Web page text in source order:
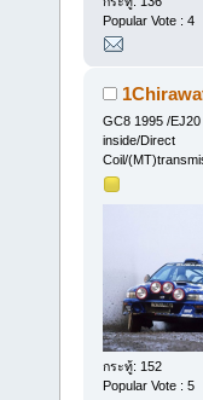
Popular Vote : 4
GC8 1995 /
inside/Direct
Coil/
กระทู้: 152
Popular Vote : 5